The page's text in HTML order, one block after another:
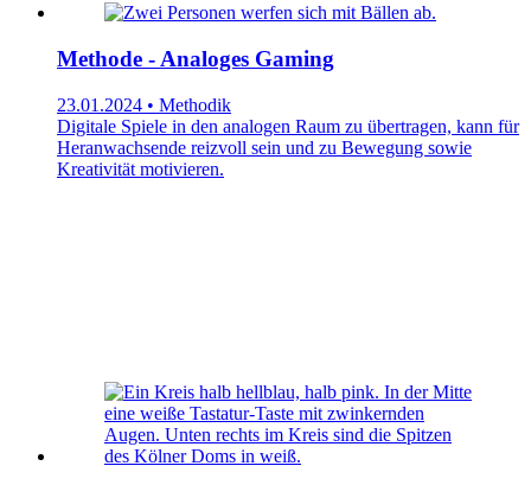
Methode - Analoges Gaming
23.01.2024 • Methodik
Digitale Spiele in den analogen Raum zu übertragen, kann für
Heranwachsende reizvoll sein und zu Bewegung sowie
Kreativität motivieren.